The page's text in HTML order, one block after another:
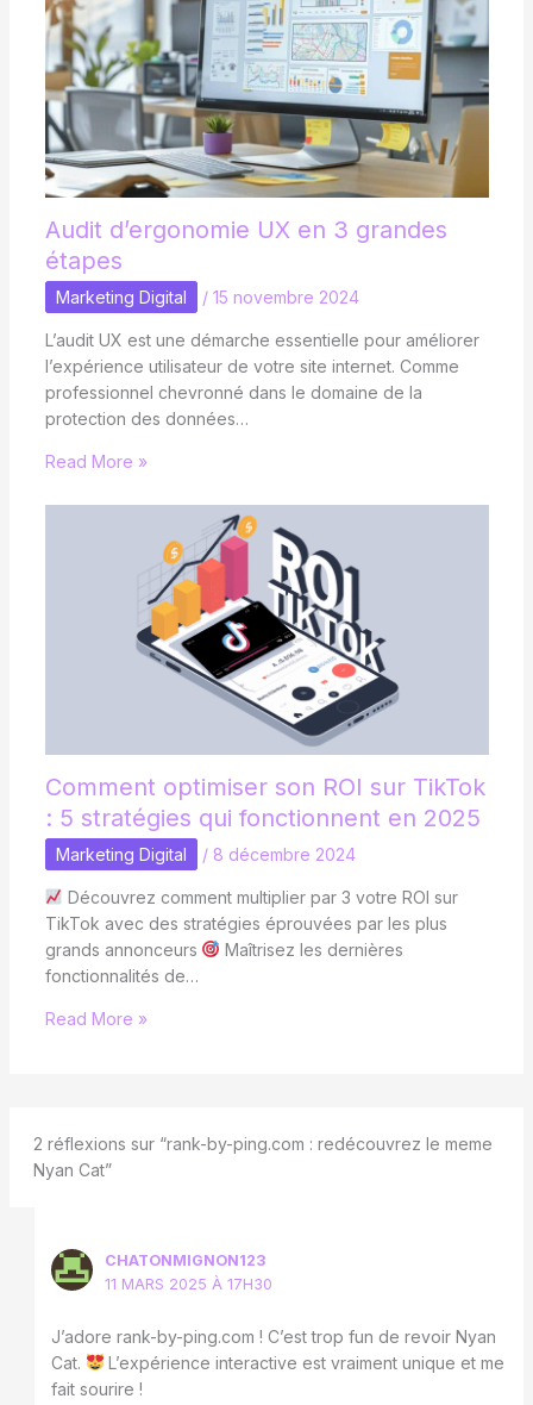
Audit d’ergonomie UX en 3 grandes
étapes
Marketing Digital / 15 novembre 2024
L’audit UX est une démarche essentielle pour améliorer
l’expérience utilisateur de votre site internet. Comme
professionnel chevronné dans le domaine de la
protection des données…
Read More »
Comment optimiser son ROI sur TikTok
: 5 stratégies qui fonctionnent en 2025
Marketing Digital / 8 décembre 2024
Découvrez comment multiplier par 3 votre ROI sur
TikTok avec des stratégies éprouvées par les plus
grands annonceurs
Maîtrisez les dernières
fonctionnalités de…
Read More »
2 réflexions sur “rank-by-ping.com : redécouvrez le meme
Nyan Cat”
CHATONMIGNON123
11 MARS 2025 À 17H30
J’adore rank-by-ping.com ! C’est trop fun de revoir Nyan
Cat.
L’expérience interactive est vraiment unique et me
fait sourire !